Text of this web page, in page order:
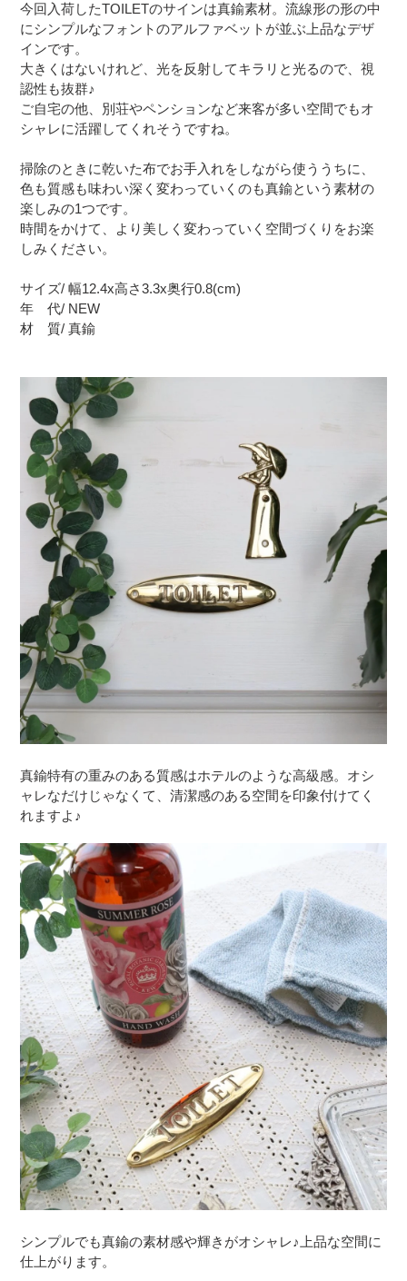
今回入荷したTOILETのサインは真鍮素材。流線形の形の中
にシンプルなフォントのアルファベットが並ぶ上品なデザ
インです。
大きくはないけれど、光を反射してキラリと光るので、視
認性も抜群♪
ご自宅の他、別荘やペンションなど来客が多い空間でもオ
シャレに活躍してくれそうですね。
掃除のときに乾いた布でお手入れをしながら使ううちに、
色も質感も味わい深く変わっていくのも真鍮という素材の
楽しみの1つです。
時間をかけて、より美しく変わっていく空間づくりをお楽
しみください。
サイズ/ 幅12.4x高さ3.3x奥行0.8(cm)
年 代/ NEW
材 質/ 真鍮
真鍮特有の重みのある質感はホテルのような高級感。オシ
ャレなだけじゃなくて、清潔感のある空間を印象付けてく
れますよ♪
シンプルでも真鍮の素材感や輝きがオシャレ♪上品な空間に
仕上がります。